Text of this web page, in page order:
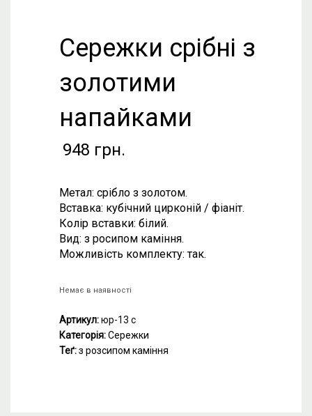
Сережки срібні з
золотими
напайками
948 грн.
Метал: срібло з золотом.
Вставка: кубічний цирконій / фіаніт.
Колір вставки: білий.
Вид: з росипом каміння.
Можливість комплекту: так.
Немає в наявності
Артикул:юр-13 с
Категорія:Сережки
Теґ:з розсипом каміння